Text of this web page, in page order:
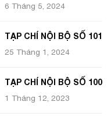
6 Tháng 5, 2024
TẠP CHÍ NỘI BỘ SỐ 101
25 Tháng 1, 2024
TẠP CHÍ NỘI BỘ SỐ 100
1 Tháng 12, 2023